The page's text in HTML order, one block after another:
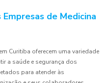
de Medicina
Curitiba oferecem uma variedade
a saúde e segurança dos
para atender às